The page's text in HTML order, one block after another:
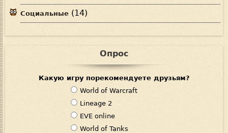
Социальные (14)
Опрос
Какую игру порекомендуете друзьям?
В
а
р
и
World of Warcraft
Lineage 2
EVE online
World of Tanks